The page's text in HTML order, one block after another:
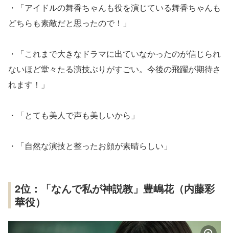
・「アイドルの舞香ちゃんも役を演じている舞香ちゃんも
どちらも素敵だと思ったので！」
・「これまで大きなドラマに出ていなかったのが信じられ
ないほど堂々たる演技ぶりがすごい。今後の飛躍が期待さ
れます！」
・「とても美人で声も美しいから」
・「自然な演技と整ったお顔が素晴らしい」
2位：「なんで私が神説教」豊嶋花（内藤彩
華役）